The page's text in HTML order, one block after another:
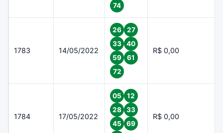
74
1783 14/05/2022
26
27
33
40
59
61
72
R$ 0,00
1784 17/05/2022
05
12
28
33
45
69
R$ 0,00